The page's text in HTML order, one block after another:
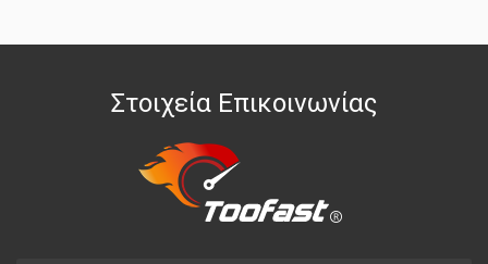
Στοιχεία Επικοινωνίας